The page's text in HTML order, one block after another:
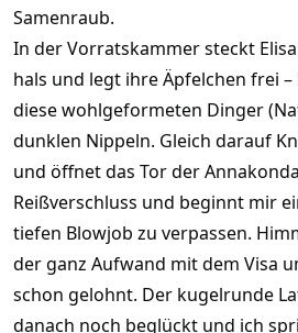
Samenraub.
In der Vorratskammer steckt
hals und legt ihre Äpfelchen frei
diese wohlgeformeten Dinger
dunklen Nippeln. Gleich darauf
und öffnet das Tor der
Reißverschluss und beginnt mir
tiefen Blowjob zu verpassen.
der ganz Aufwand mit dem Visa
schon gelohnt. Der kugelrunde
danach noch beglückt und ich